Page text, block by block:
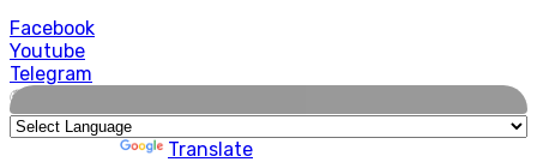
Facebook
Youtube
Telegram
🌍
Translate